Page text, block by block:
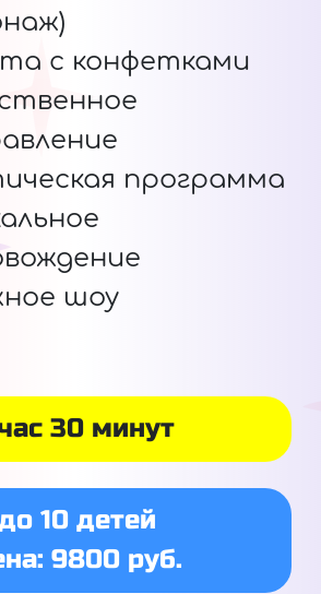
с конфетками
программа
шоу
30 минут
10 детей
9800 руб.